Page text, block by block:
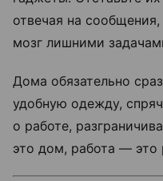
отвечая на
мозг лишними
Дома обязательно
удобную одежду,
о работе,
это дом, работа — это